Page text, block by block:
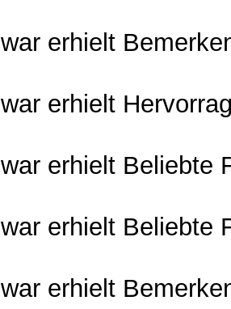
war erhielt
war erhielt
war erhielt Beliebte
war erhielt Beliebte
war erhielt